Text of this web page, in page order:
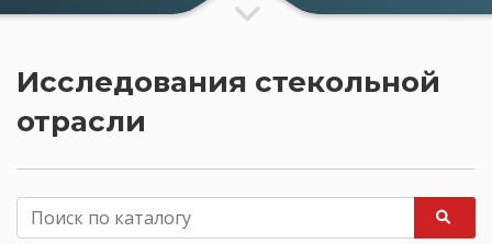
Исследования стекольной
отрасли